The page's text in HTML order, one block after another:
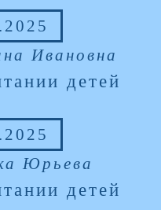
Ивановна
детей
Юрьева
детей